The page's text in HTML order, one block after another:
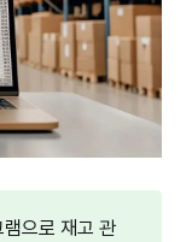
으로 재고 관